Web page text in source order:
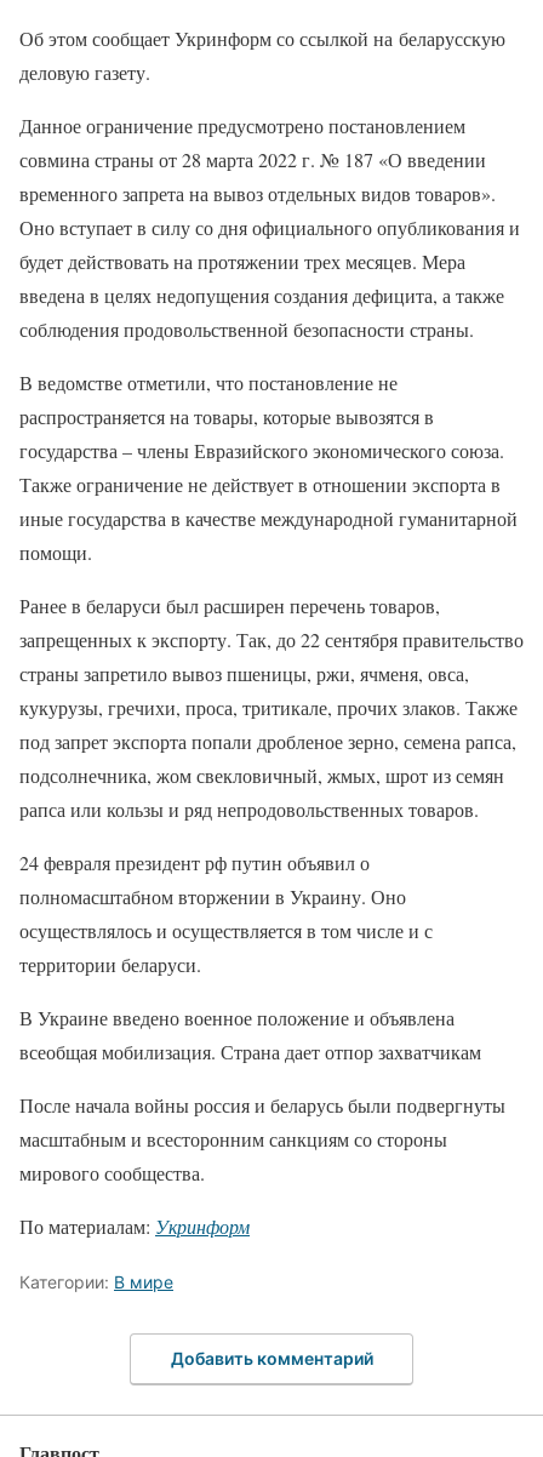
Об этом сообщает Укринформ со ссылкой на беларусскую
деловую газету.
Данное ограничение предусмотрено постановлением
совмина страны от 28 марта 2022 г. № 187 «О введении
временного запрета на вывоз отдельных видов товаров».
Оно вступает в силу со дня официального опубликования и
будет действовать на протяжении трех месяцев. Мера
введена в целях недопущения создания дефицита, а также
соблюдения продовольственной безопасности страны.
В ведомстве отметили, что постановление не
распространяется на товары, которые вывозятся в
государства – члены Евразийского экономического союза.
Также ограничение не действует в отношении экспорта в
иные государства в качестве международной гуманитарной
помощи.
Ранее в беларуси был расширен перечень товаров,
запрещенных к экспорту. Так, до 22 сентября правительство
страны запретило вывоз пшеницы, ржи, ячменя, овса,
кукурузы, гречихи, проса, тритикале, прочих злаков. Также
под запрет экспорта попали дробленое зерно, семена рапса,
подсолнечника, жом свекловичный, жмых, шрот из семян
рапса или кользы и ряд непродовольственных товаров.
24 февраля президент рф путин объявил о
полномасштабном вторжении в Украину. Оно
осуществлялось и осуществляется в том числе и с
территории беларуси.
В Украине введено военное положение и объявлена
всеобщая мобилизация. Страна дает отпор захватчикам
После начала войны россия и беларусь были подвергнуты
масштабным и всесторонним санкциям со стороны
мирового сообщества.
По материалам: Укринформ
Категории: В мире
Добавить комментарий